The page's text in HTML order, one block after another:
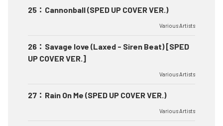
25 ： Cannonball (SPED UP COVER VER.)
Various Artists
26 ： Savage love (Laxed - Siren Beat) [SPED
UP COVER VER.]
Various Artists
27 ： Rain On Me (SPED UP COVER VER.)
Various Artists